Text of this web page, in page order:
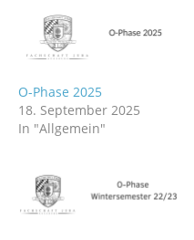
O-Phase 2025
18. September 2025
In "Allgemein"